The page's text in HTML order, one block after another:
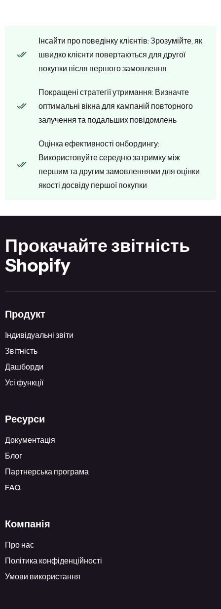
Інсайти про поведінку клієнтів: Зрозумійте, як
швидко клієнти повертаються для другої
покупки після першого замовлення
Покращені стратегії утримання: Визначте
оптимальні вікна для кампаній повторного
залучення та подальших повідомлень
Оцінка ефективності онбордингу:
Використовуйте середню затримку між
першим та другим замовленнями для оцінки
якості досвіду першої покупки
Прокачайте звітність
Shopify
Продукт
Індивідуальні звіти
Звітність
Дашборди
Усі функції
Ресурси
Документація
Блог
Партнерська програма
FAQ
Компанія
Про нас
Політика конфіденційності
Умови використання